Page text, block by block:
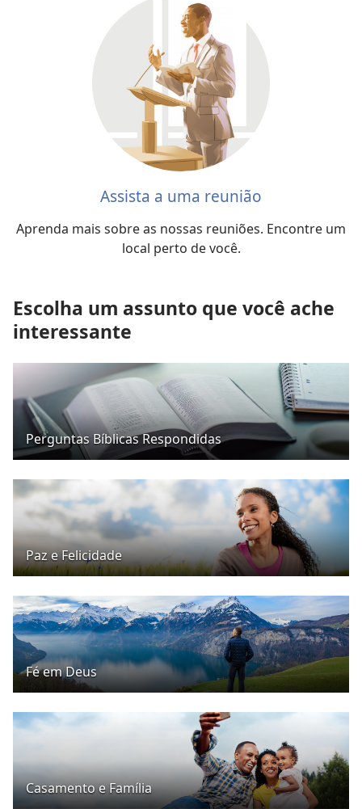
Assista a uma reunião
Aprenda mais sobre as nossas reuniões. Encontre um
local perto de você.
Escolha um assunto que você ache
interessante
Perguntas Bíblicas Respondidas
Paz e Felicidade
Fé em Deus
Casamento e Família